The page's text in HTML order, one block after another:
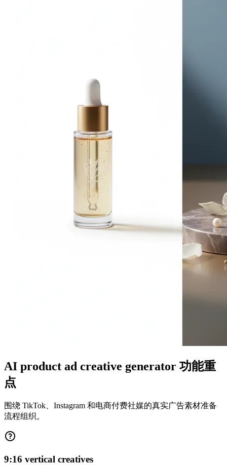
AI product ad creative generator 功能重
点
围绕 TikTok、Instagram 和电商付费社媒的真实广告素材准备
流程组织。
9:16 vertical creatives